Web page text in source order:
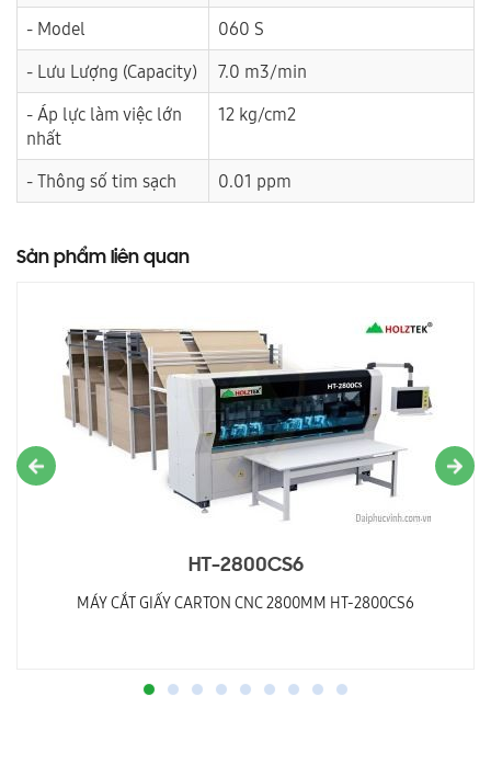
- Model
060 S
- Lưu Lượng (Capacity)
7.0 m3/min
- Áp lực làm việc lớn
nhất
12 kg/cm2
- Thông số tim sạch 0.01 ppm
Sản phẩm liên quan
HT-2800CS6
MÁY CẮT GIẤY CARTON CNC 2800MM HT-2800CS6